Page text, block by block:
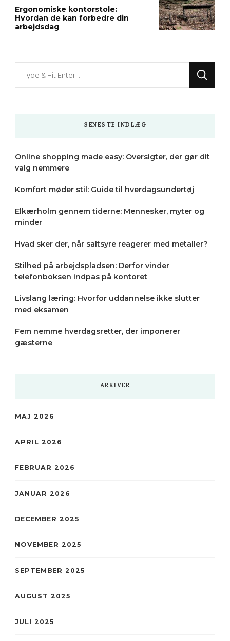
Ergonomiske kontorstole:
Hvordan de kan forbedre din
arbejdsdag
SENESTE INDLÆG
Online shopping made easy: Oversigter, der gør dit
valg nemmere
Komfort møder stil: Guide til hverdagsundertøj
Elkærholm gennem tiderne: Mennesker, myter og
minder
Hvad sker der, når saltsyre reagerer med metaller?
Stilhed på arbejdspladsen: Derfor vinder
telefonboksen indpas på kontoret
Livslang læring: Hvorfor uddannelse ikke slutter
med eksamen
Fem nemme hverdagsretter, der imponerer
gæsterne
ARKIVER
MAJ 2026
APRIL 2026
FEBRUAR 2026
JANUAR 2026
DECEMBER 2025
NOVEMBER 2025
SEPTEMBER 2025
AUGUST 2025
JULI 2025